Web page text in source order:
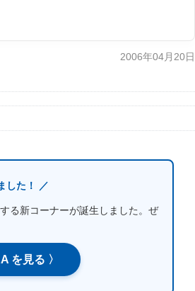
2006年04月20日
した！ ／
る新コーナーが誕生しました。ぜ
を見る 〉